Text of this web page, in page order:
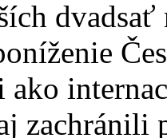
dvadsať
zachránili